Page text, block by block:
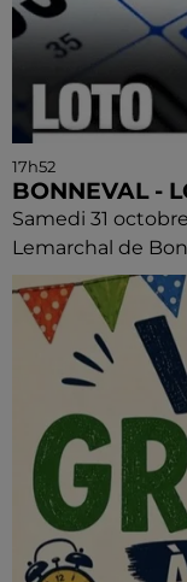
17h52
BONNEVAL -
Samedi 31
Lemarchal de